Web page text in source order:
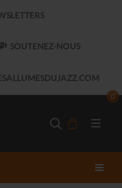
SOUTENEZ-NOUS
0